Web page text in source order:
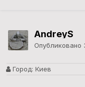
AndreyS
Опубликовано
Город: Киев